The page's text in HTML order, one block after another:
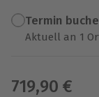
Termin
Aktuell an 1
719,90 €